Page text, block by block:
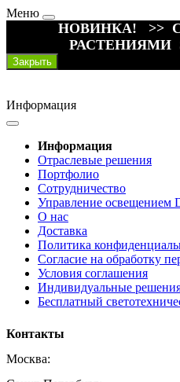
Меню
НОВИНКА! >>
РАСТЕНИЯМИ
Закрыть
Информация
Информация
Отраслевые решения
Портфолио
Сотрудничество
Управление освещением
О нас
Доставка
Политика
Согласие на обработку
Условия соглашения
Индивидуальные
Бесплатный
Контакты
Москва: